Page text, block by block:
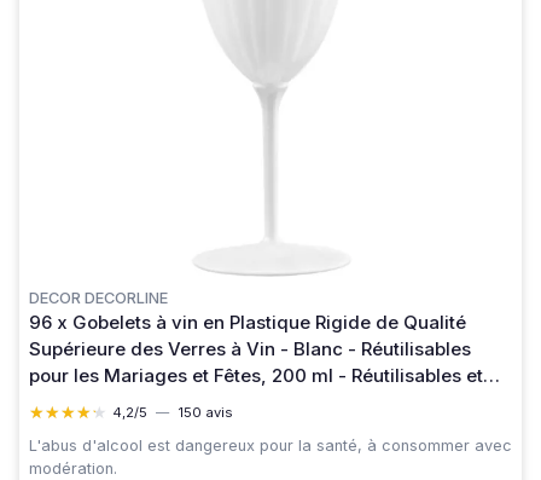
DECOR DECORLINE
96 x Gobelets à vin en Plastique Rigide de Qualité
Supérieure des Verres à Vin - Blanc - Réutilisables
pour les Mariages et Fêtes, 200 ml - Réutilisables et
Stables Lot de 96 - avec pied Blanc
★★★★★
★★★★★ 4,2/5 — 150 avis
L'abus d'alcool est dangereux pour la santé, à consommer avec
modération.